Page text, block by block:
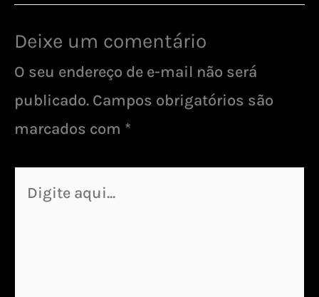
Deixe um comentário
O seu endereço de e-mail não será
publicado. Campos obrigatórios são
marcados com *
aqui...